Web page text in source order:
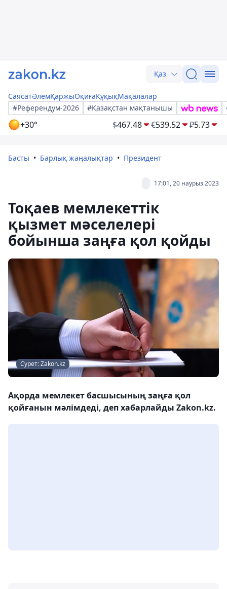
Қаз
СаясатӘлемҚаржыОқиғаҚұқықМақалалар
#Референдум-2026
#Қазақстан мақтанышы
+30° $467.48 €539.52 ₽5.73
Басты Барлық жаңалықтар Президент
17:01, 20 наурыз 2023
Тоқаев мемлекеттік
қызмет мәселелері
бойынша заңға қол қойды
Сурет: Zakon.kz
Ақорда мемлекет басшысының заңға қол
қойғанын мәлімдеді, деп хабарлайды Zakon.kz.